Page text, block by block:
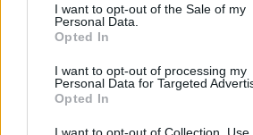
I want to opt-out of the Sale of my
Personal Data.
Opted In
I want to opt-out of processing my
Personal Data for Targeted
Opted In
κατασκευάζεται
Ανάπλασης,